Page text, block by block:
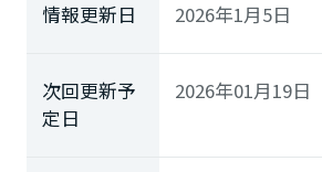
情報更新日 2026年1月5日
次回更新予
定日
2026年01月19日